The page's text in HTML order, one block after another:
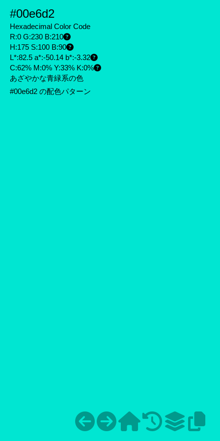
#00e6d2
Hexadecimal Color Code
R:0 G:230 B:210
H:175 S:100 B:90
L*:82.5 a*:-50.14 b*:-3.32
C:62% M:0% Y:33% K:0%
あざやかな青緑系の色
#00e6d2 の配色パターン